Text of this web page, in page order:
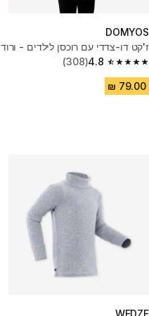
DOMYOS
ז'קט דו-צדדי עם רוכסן לילדים - ורוד
4.8
4.8 out of 5 stars from 308 reviews
(308)
WEDZE